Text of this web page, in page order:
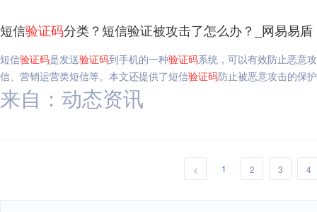
短信验证码分类？短信验证被攻击了怎么办？_网易易盾
短信验证码是发送验证码到手机的一种验证码系统，可以有效防止恶意
信、营销运营类短信等。本文还提供了短信验证码防止被恶意攻击的保
来自：动态资讯
< 1 2 3 4